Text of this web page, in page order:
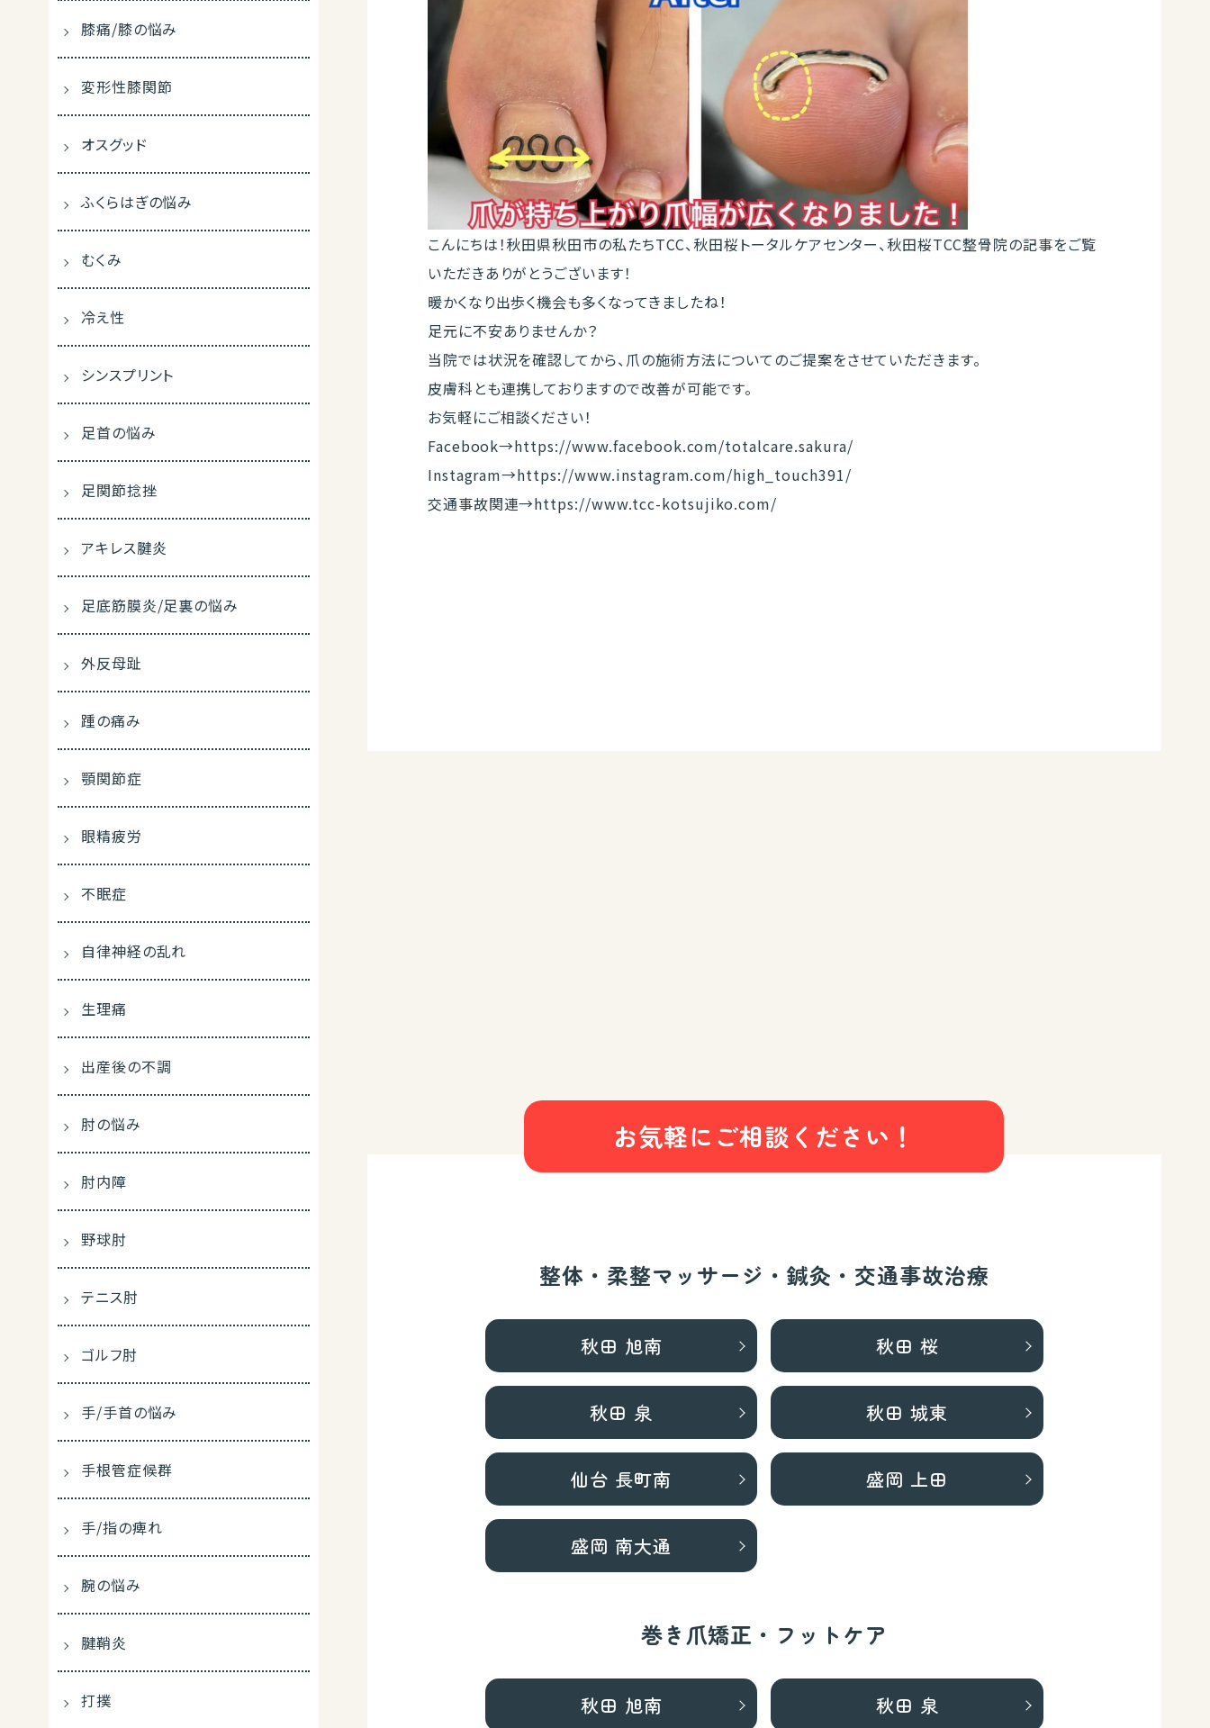
こんにちは！秋田県秋田市の私たちTCC、秋田桜トータルケアセンター、秋田桜TCC整骨院の記事をご覧
いただきありがとうございます！
暖かくなり出歩く機会も多くなってきましたね！
足元に不安ありませんか？
当院では状況を確認してから、爪の施術方法についてのご提案をさせていただきます。
皮膚科とも連携しておりますので改善が可能です。
お気軽にご相談ください！
Facebook→https://www.facebook.com/totalcare.sakura/
Instagram→https://www.instagram.com/high_touch391/
交通事故関連→https://www.tcc-kotsujiko.com/
お気軽にご相談ください！
整体・柔整マッサージ・鍼灸・交通事故治療
秋田 旭南 秋田 桜
秋田 泉 秋田 城東
仙台 長町南 盛岡 上田
盛岡 南大通
巻き爪矯正・フットケア
秋田 旭南 秋田 泉
膝痛/膝の悩み
変形性膝関節
オスグッド
ふくらはぎの悩み
むくみ
冷え性
シンスプリント
足首の悩み
足関節捻挫
アキレス腱炎
足底筋膜炎/足裏の悩み
外反母趾
踵の痛み
顎関節症
眼精疲労
不眠症
自律神経の乱れ
生理痛
出産後の不調
肘の悩み
肘内障
野球肘
テニス肘
ゴルフ肘
手/手首の悩み
手根管症候群
手/指の痺れ
腕の悩み
腱鞘炎
打撲